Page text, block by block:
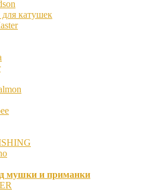
катушек
мушки и приманки